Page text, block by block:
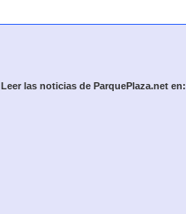
Leer las noticias de ParquePlaza.net en: